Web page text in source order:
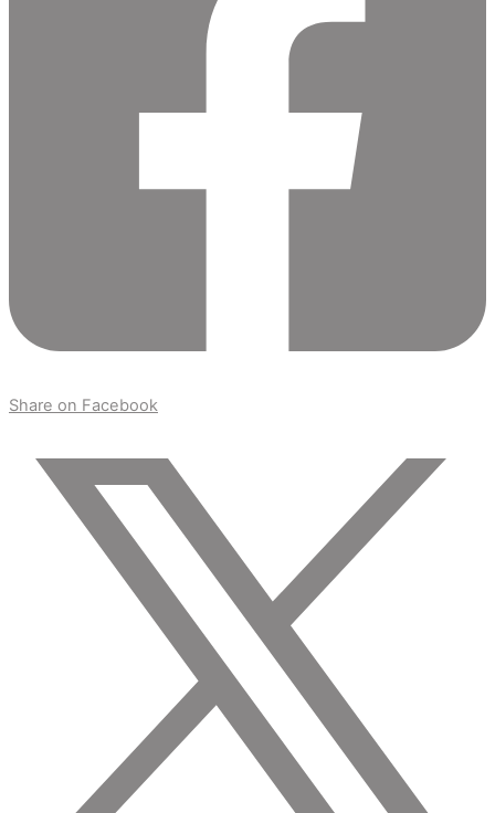
Share on Facebook